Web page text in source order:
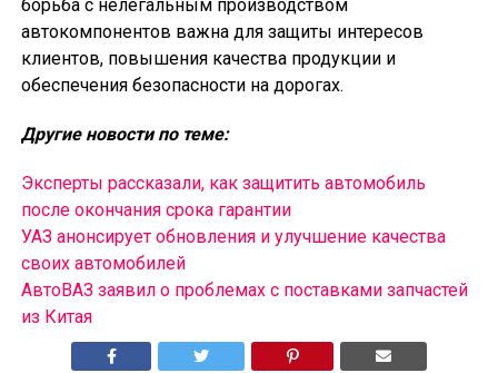
борьба с нелегальным производством
автокомпонентов важна для защиты интересов
клиентов, повышения качества продукции и
обеспечения безопасности на дорогах.
Другие новости по теме:
Эксперты рассказали, как защитить автомобиль
после окончания срока гарантии
УАЗ анонсирует обновления и улучшение качества
своих автомобилей
АвтоВАЗ заявил о проблемах с поставками запчастей
из Китая